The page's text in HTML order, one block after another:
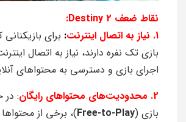
نقاط ضعف Destiny 2:
1. نیاز به اتصال اینترنت
: برای
بازی تک نفره دارند، نیاز به اتصال
اجرای بازی و دسترسی به محتواهای
2. محدودیت‌های محتواهای رایگان
: در
بازی (Free-to-Play)، برخی از